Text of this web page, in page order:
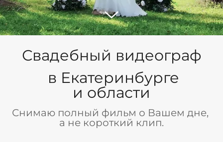
Свадебный видеограф
в Екатеринбурге
и области
Снимаю полный фильм о Вашем дне,
а не короткий клип.